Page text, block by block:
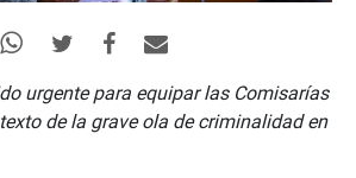
urgente para equipar las Comisarías
de la grave ola de criminalidad en